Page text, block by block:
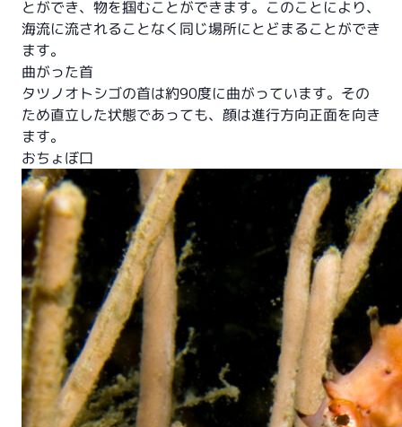
とができ、物を掴むことができます。このことにより、
海流に流されることなく同じ場所にとどまることができ
ます。
曲がった首
タツノオトシゴの首は約90度に曲がっています。その
ため直立した状態であっても、顔は進行方向正面を向き
ます。
おちょぼ口